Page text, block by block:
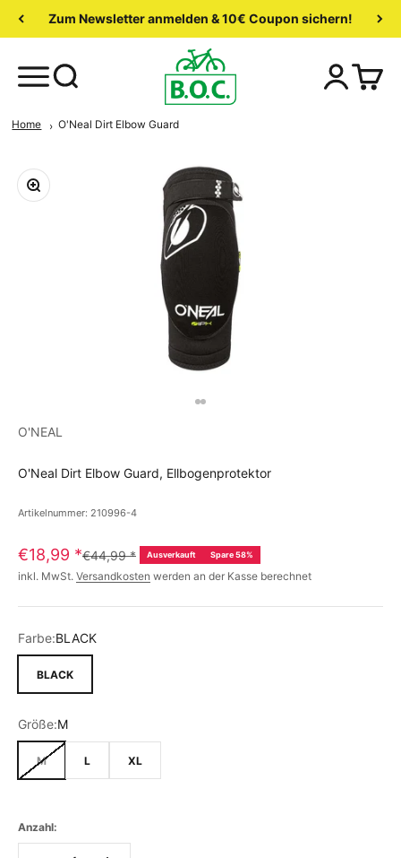
Zum Newsletter anmelden & 10€ Coupon sichern!
Home O'Neal Dirt Elbow Guard
O'NEAL
O'Neal Dirt Elbow Guard, Ellbogenprotektor
Artikelnummer: 210996-4
€18,99 *€44,99* Ausverkauft Spare 58%
inkl. MwSt. Versandkosten werden an der Kasse berechnet
Farbe:BLACK
BLACK
Größe:M
M L XL
Anzahl: